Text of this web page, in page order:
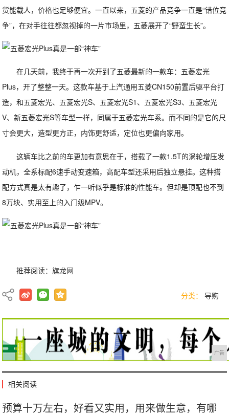
货能载人，价格也足够便宜。一直以来，五菱的产品竞争一直是“错位竞
争”，在对手往往都忽视掉的一片市场里，五菱展开了“野蛮生长”。
在几天前，我终于再一次开到了五菱最新的一款车：五菱宏光
Plus，开了整整一天。这款车基于上汽通用五菱CN150前置后驱平台打
造，和五菱宏光、五菱宏光S、五菱宏光S1、五菱宏光S3、五菱宏光
V、新五菱宏光S等车型一样，同属于五菱宏光车系。而不同的是它的尺
寸会更大，造型更方正，内饰更舒适，定位也更偏向家用。
这辆车比之前的车更加有意思在于，搭载了一款1.5T的涡轮增压发
动机，全系标配6速手动变速箱，高配车型还采用后独立悬挂。这种搭
配方式真是太有趣了，乍一听似乎是标准的性能车。但却是顶配也不到
8万块、实用至上的入门级MPV。
推荐阅读：旗龙网
分类： 导购
广告
相关阅读
预算十万左右，好看又实用，用来做生意，有哪